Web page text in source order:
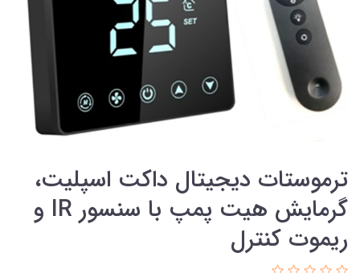
ترموستات دیجیتال داکت اسپلیت،
گرمایش هیت پمپ با سنسور IR و
ریموت کنترل